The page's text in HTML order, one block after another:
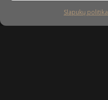
Slapukų politika
Sekite mus